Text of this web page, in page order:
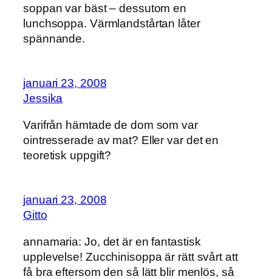
soppan var bäst – dessutom en
lunchsoppa. Värmlandstårtan låter
spännande.
januari 23, 2008
Jessika
Varifrån hämtade de dom som var
ointresserade av mat? Eller var det en
teoretisk uppgift?
januari 23, 2008
Gitto
annamaria: Jo, det är en fantastisk
upplevelse! Zucchinisoppa är rätt svårt att
få bra eftersom den så lätt blir menlös, så